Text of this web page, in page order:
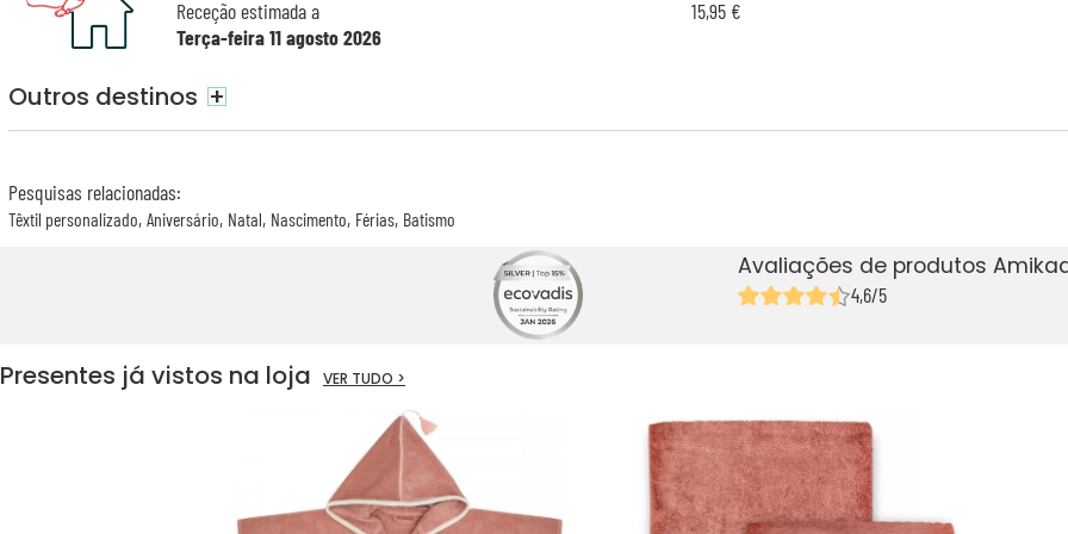
Receção estimada a
Terça-feira 11 agosto 2026
15,95 €
Outros destinos +
Pesquisas relacionadas:
Têxtil personalizado Aniversário Natal Nascimento Férias Batismo
Avaliações de produtos
4,6/5
Presentes já vistos na loja VER TUDO >